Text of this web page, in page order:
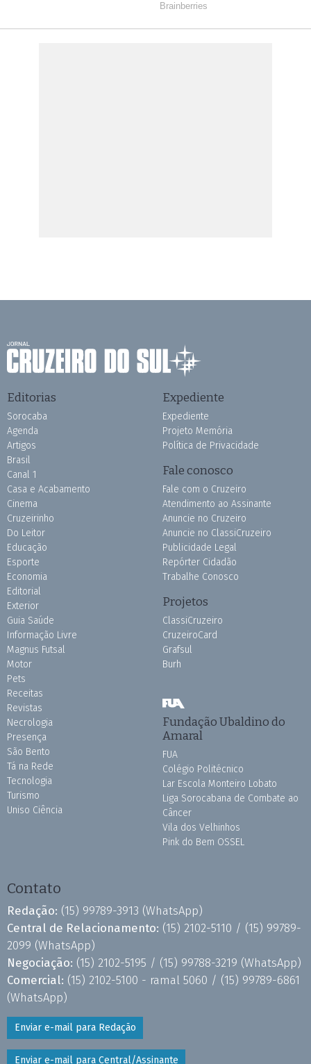
Editorias
Sorocaba
Agenda
Artigos
Brasil
Canal 1
Casa e Acabamento
Cinema
Cruzeirinho
Do Leitor
Educação
Esporte
Economia
Editorial
Exterior
Guia Saúde
Informação Livre
Magnus Futsal
Motor
Pets
Receitas
Revistas
Necrologia
Presença
São Bento
Tá na Rede
Tecnologia
Turismo
Uniso Ciência
Expediente
Expediente
Projeto Memória
Política de Privacidade
Fale conosco
Fale com o Cruzeiro
Atendimento ao Assinante
Anuncie no Cruzeiro
Anuncie no ClassiCruzeiro
Publicidade Legal
Repórter Cidadão
Trabalhe Conosco
Projetos
ClassiCruzeiro
CruzeiroCard
Grafsul
Burh
Fundação Ubaldino do
Amaral
FUA
Colégio Politécnico
Lar Escola Monteiro Lobato
Liga Sorocabana de Combate ao
Câncer
Vila dos Velhinhos
Pink do Bem OSSEL
Contato
Redação: (15) 99789-3913 (WhatsApp)
Central de Relacionamento: (15) 2102-5110 / (15) 99789-
2099 (WhatsApp)
Negociação: (15) 2102-5195 / (15) 99788-3219 (WhatsApp)
Comercial: (15) 2102-5100 - ramal 5060 / (15) 99789-6861
(WhatsApp)
Enviar e-mail para Redação
Enviar e-mail para Central/Assinante